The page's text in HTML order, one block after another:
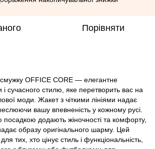
Порівняти
OFFICE CORE — елегантне
і сучасного стилю, яке перетворить вас на
моди. Жакет з чіткими лініями надає
вашу впевненість у кожному русі.
додають жіночності та комфорту,
образу оригінального шарму. Цей
тих, хто цінує стиль і функціональність,